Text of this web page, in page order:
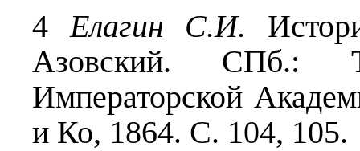
4 Елагин С.И.
Азовский. СПб.:
Императорской
и Ко, 1864. С. 104, 105.